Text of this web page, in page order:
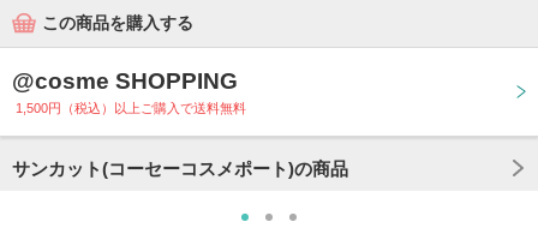
この商品を購入する
@cosme SHOPPING
1,500円（税込）以上ご購入で送料無料
サンカット(コーセーコスメポート)の商品